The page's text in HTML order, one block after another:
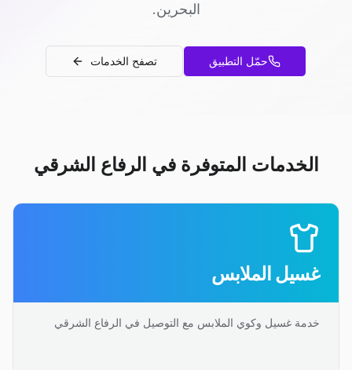
البحرين.
حمّل التطبيق تصفح الخدمات
الخدمات المتوفرة في الرفاع الشرقي
غسيل الملابس
خدمة غسيل وكوي الملابس مع التوصيل في الرفاع الشرقي